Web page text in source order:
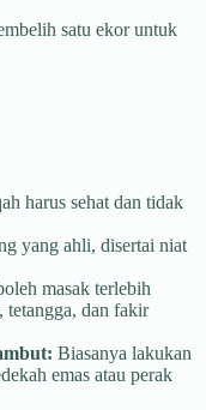
satu ekor untuk
harus sehat dan tidak
yang ahli, disertai niat
masak terlebih
tetangga, dan fakir
Biasanya lakukan
emas atau perak